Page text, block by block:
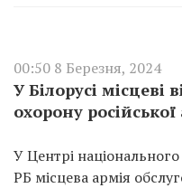
00:50 8 Березня, 2024
У Білорусі місцеві
охорону російської
У Центрі
РБ місцева армія